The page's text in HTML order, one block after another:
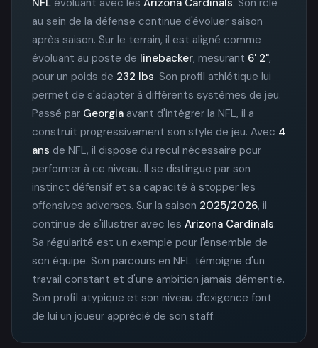
au sein de la défense continue d'évoluer saison
après saison. Sur le terrain, il est aligné comme
évoluant au poste de linebacker, mesurant 6' 2",
pour un poids de 232 lbs. Son profil athlétique lui
permet de s'adapter à différents systèmes de jeu.
Passé par Georgia avant d'intégrer la NFL, il a
construit progressivement son style de jeu. Avec 4
ans de NFL, il dispose du recul nécessaire pour
performer à ce niveau. Il se distingue par son
instinct défensif et sa capacité à stopper les
offensives adverses. Sur la saison 2025/2026, il
continue de s'illustrer avec les Arizona Cardinals.
Sa régularité est un exemple pour l'ensemble de
son équipe. Son parcours en NFL témoigne d'un
travail constant et d'une ambition jamais démentie.
Son profil atypique et son niveau d'exigence font
de lui un joueur apprécié de son staff.